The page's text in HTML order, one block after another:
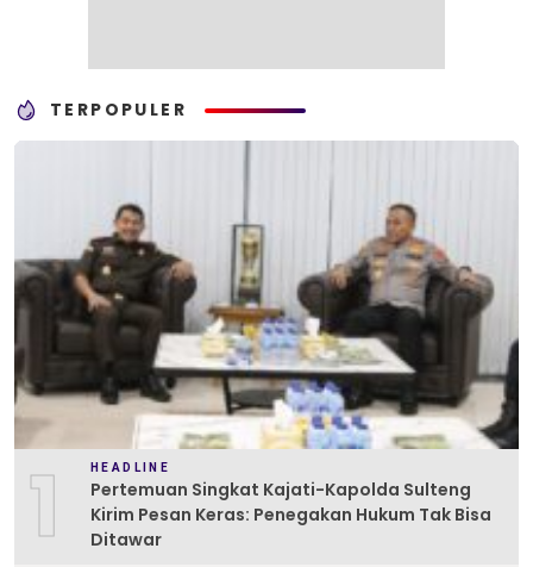
TERPOPULER
1 HEADLINE
Pertemuan Singkat Kajati-Kapolda Sulteng
Kirim Pesan Keras: Penegakan Hukum Tak Bisa
Ditawar